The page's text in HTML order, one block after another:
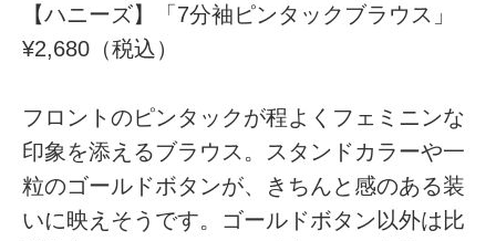
【ハニーズ】「7分袖ピンタックブラウス」
¥2,680（税込）
フロントのピンタックが程よくフェミニンな
印象を添えるブラウス。スタンドカラーや一
粒のゴールドボタンが、きちんと感のある装
いに映えそうです。ゴールドボタン以外は比